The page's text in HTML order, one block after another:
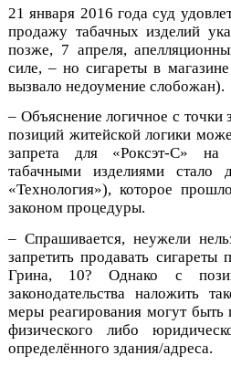
21 января 2016 года суд
продажу табачных изделий
позже, 7 апреля,
силе, – но сигареты в
вызвало недоумение слобожан).
– Объяснение логичное с точки
позиций житейской логики
запрета для «Роксэт-С» на
табачными изделиями
«Технология»), которое
законом процедуры.
– Спрашивается, неужели
запретить продавать
Грина, 10? Однако с
законодательства наложить
меры реагирования могут
физического либо
определённого здания/адреса.